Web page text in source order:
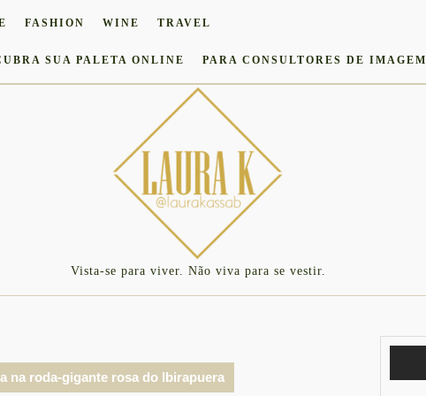
FASHION WINE TRAVEL
SUA PALETA ONLINE PARA CONSULTORES DE IMAGEM
Vista-se para viver. Não viva para se vestir.
na roda-gigante rosa do Ibirapuera